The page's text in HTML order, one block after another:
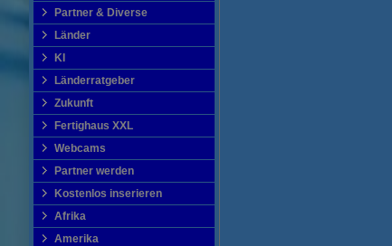
Partner & Diverse
Länder
KI
Länderratgeber
Zukunft
Fertighaus XXL
Webcams
Partner werden
Kostenlos inserieren
Afrika
Amerika